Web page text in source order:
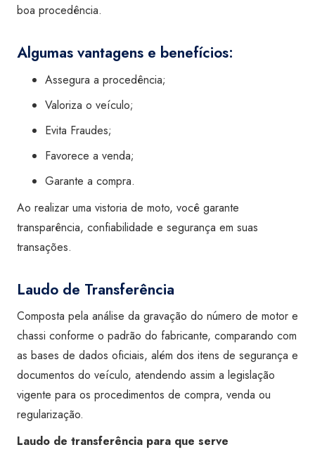
boa procedência.
Algumas vantagens e benefícios:
Assegura a procedência;
Valoriza o veículo;
Evita Fraudes;
Favorece a venda;
Garante a compra.
Ao realizar uma vistoria de moto, você garante
transparência, confiabilidade e segurança em suas
transações.
Laudo de Transferência
Composta pela análise da gravação do número de motor e
chassi conforme o padrão do fabricante, comparando com
as bases de dados oficiais, além dos itens de segurança e
documentos do veículo, atendendo assim a legislação
vigente para os procedimentos de compra, venda ou
regularização.
Laudo de transferência para que serve